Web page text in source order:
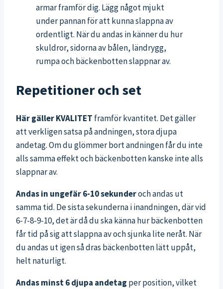
armar framför dig. Lägg något mjukt
under pannan för att kunna slappna av
ordentligt. När du andas in känner du hur
skuldror, sidorna av bålen, ländrygg,
rumpa och bäckenbotten slappnar av.
Repetitioner och set
Här gäller KVALITET framför kvantitet. Det gäller
att verkligen satsa på andningen, stora djupa
andetag. Om du glömmer bort andningen får du inte
alls samma effekt och bäckenbotten kanske inte alls
slappnar av.
Andas in ungefär 6-10 sekunderoch andas ut
samma tid. De sista sekunderna i inandningen, där vid
6-7-8-9-10, det är då du ska känna hur bäckenbotten
får tid på sig att slappna av och sjunka lite neråt. När
du andas ut igen så dras bäckenbotten lätt uppåt,
helt naturligt.
Andas minst 6 djupa andetag per position, vilket